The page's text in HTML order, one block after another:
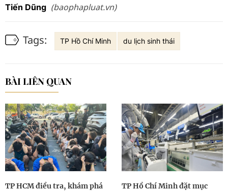
Tiến Dũng (baophapluat.vn)
Tags: TP Hồ Chí Minh du lịch sinh thái
BÀI LIÊN QUAN
TP HCM điều tra, khám phá
TP Hồ Chí Minh đặt mục